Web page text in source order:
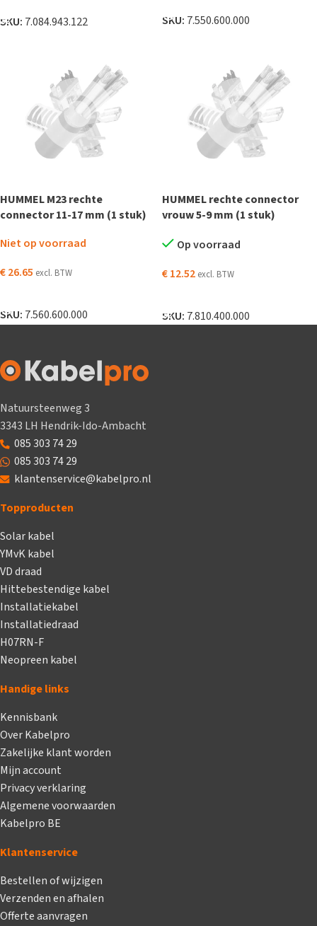
SKU: 7.084.943.122 SKU: 7.550.600.000
HUMMEL M23 rechte
connector 11-17 mm (1 stuk)
Niet op voorraad
€26.65 excl. BTW
SKU: 7.560.600.000
HUMMEL rechte connector
vrouw 5-9 mm (1 stuk)
Op voorraad
€12.52 excl. BTW
SKU: 7.810.400.000
Natuursteenweg 3
3343 LH Hendrik-Ido-Ambacht
085 303 74 29
085 303 74 29
klantenservice@kabelpro.nl
Topproducten
Solar kabel
YMvK kabel
VD draad
Hittebestendige kabel
Installatiekabel
Installatiedraad
H07RN-F
Neopreen kabel
Handige links
Kennisbank
Over Kabelpro
Zakelijke klant worden
Mijn account
Privacy verklaring
Algemene voorwaarden
Kabelpro BE
Klantenservice
Bestellen of wijzigen
Verzenden en afhalen
Offerte aanvragen